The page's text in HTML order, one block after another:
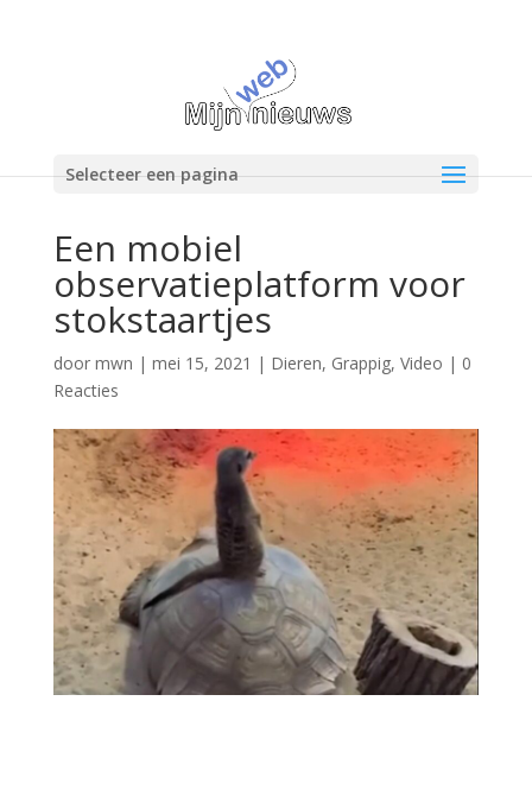
Selecteer een pagina
Een mobiel
observatieplatform voor
stokstaartjes
door mwn | mei 15, 2021 | Dieren, Grappig, Video | 0
Reacties